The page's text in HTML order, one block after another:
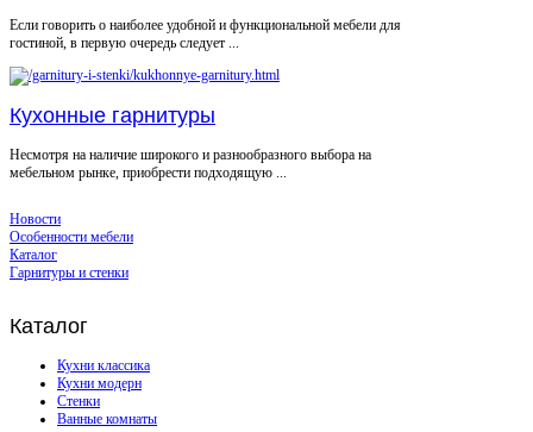
Если говорить о наиболее удобной и функциональной мебели для
гостиной, в первую очередь следует ...
Кухонные гарнитуры
Несмотря на наличие широкого и разнообразного выбора на
мебельном рынке, приобрести подходящую ...
Новости
Особенности мебели
Каталог
Гарнитуры и стенки
Каталог
Кухни классика
Кухни модерн
Стенки
Ванные комнаты